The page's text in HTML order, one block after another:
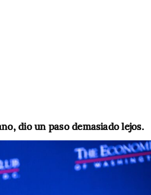
dio un paso demasiado lejos.